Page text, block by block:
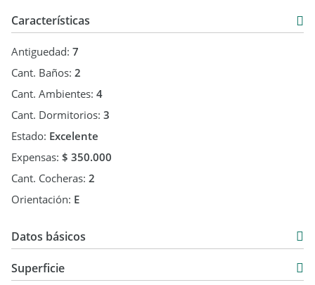
Características
Antiguedad: 7
Cant. Baños: 2
Cant. Ambientes: 4
Cant. Dormitorios: 3
Estado: Excelente
Expensas: $ 350.000
Cant. Cocheras: 2
Orientación: E
Datos básicos
Venta
Superficie